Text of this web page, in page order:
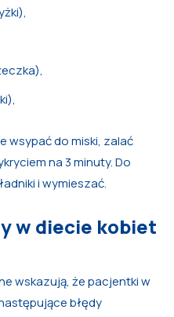
wsypać do miski, zalać
na 3 minuty. Do
i wymieszać.
w diecie kobiet
wskazują, że pacjentki w
błędy